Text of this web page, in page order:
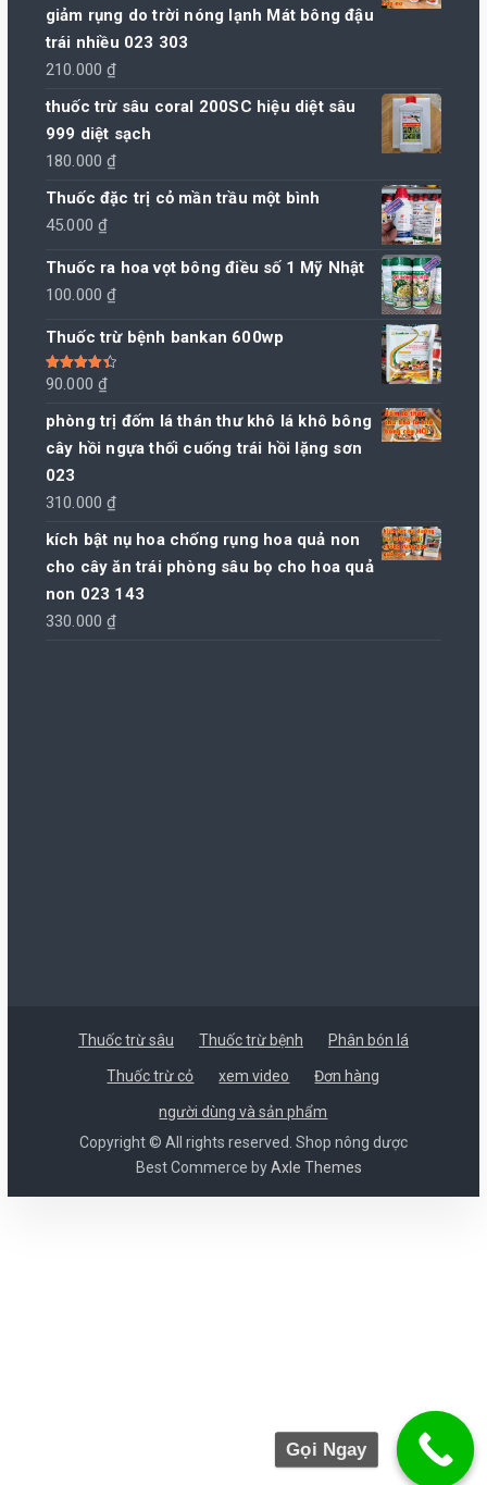
giảm rụng do trời nóng lạnh Mát bông đậu
trái nhiều 023 303
210.000₫
thuốc trừ sâu coral 200SC hiệu diệt sâu
999 diệt sạch
180.000₫
Thuốc đặc trị cỏ mần trầu một bình
45.000₫
Thuốc ra hoa vọt bông điều số 1 Mỹ Nhật
100.000₫
Thuốc trừ bệnh bankan 600wp
Được xếp
4.50
90.000₫
phòng trị đốm lá thán thư khô lá khô bông
cây hồi ngựa thối cuống trái hồi lặng sơn
023
310.000₫
kích bật nụ hoa chống rụng hoa quả non
cho cây ăn trái phòng sâu bọ cho hoa quả
non 023 143
330.000₫
Thuốc trừ sâu Thuốc trừ bệnh Phân bón lá
Thuốc trừ cỏ xem video Đơn hàng
người dùng và sản phẩm
Copyright © All rights reserved. Shop nông dược
Best Commerce byAxle Themes
Gọi Ngay